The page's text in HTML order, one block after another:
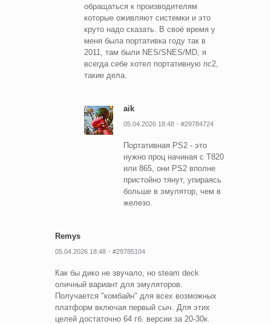
обращаться к производителям
которые оживляют системки и это
круто надо сказать. В своё время у
меня была портативка году так в
2011, там были NES/SNES/MD, я
всегда себе хотел портативную пс2,
такие дела.
aik
05.04.2026 18:48 #29784724
Портативная PS2 - это
нужно проц начиная с T820
или 865, они PS2 вполне
пристойно тянут, упираясь
больше в эмулятор, чем в
железо.
Remys
05.04.2026 18:48 #29785104
Как бы дико не звучало, но steam deck
оличный вариант для эмуляторов.
Получается "комбайн" для всех возможных
платформ включая первый сыч. Для этих
целей достаточно 64 гб. версии за 20-30к.